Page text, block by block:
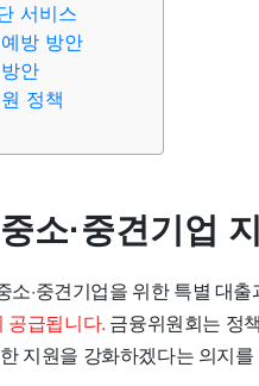
서비스
방 방안
안
정책
소·중견기업
소·중견기업을 위한 특별 대
공급됩니다. 금융위원회는 정
지원을 강화하겠다는 의지